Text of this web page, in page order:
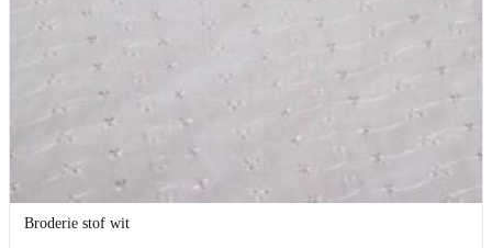
Broderie stof wit